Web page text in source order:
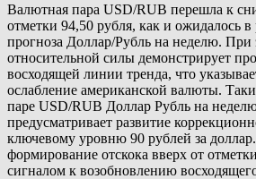
Валютная пара USD/RUB перешла к
отметки 94,50 рубля, как и
прогноза Доллар/Рубль на неделю. При
относительной силы демонстрирует
восходящей линии тренда, что
ослабление американской валюты.
паре USD/RUB Доллар Рубль на
предусматривает развитие
ключевому уровню 90 рублей за
формирование отскока вверх от
сигналом к возобновлению